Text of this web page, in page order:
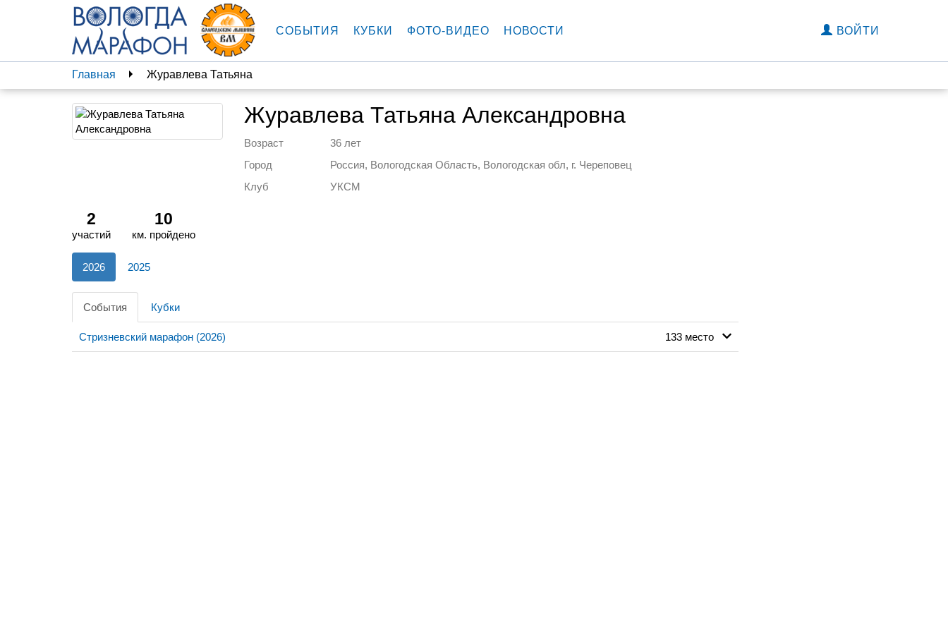
СОБЫТИЯ КУБКИ ФОТО-ВИДЕО НОВОСТИ ВОЙТИ
Главная Журавлева Татьяна
Журавлева Татьяна Александровна
Возраст
36 лет
Город
Россия, Вологодская Область, Вологодская обл, г. Череповец
Клуб
УКСМ
2
участий
10
км. пройдено
2026 2025
События Кубки
Стризневский марафон (2026) 133 место